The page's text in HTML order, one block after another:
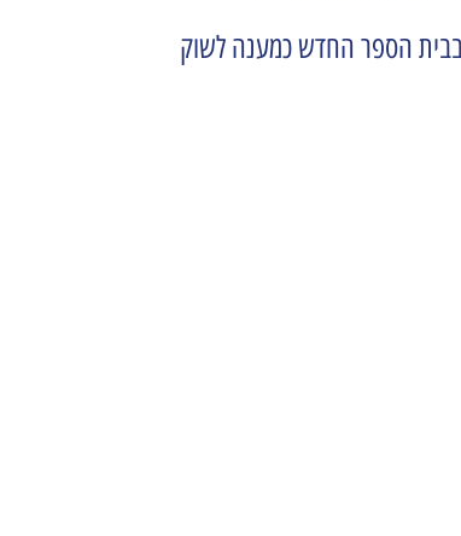
בבית הספר החדש כמענה לשוק